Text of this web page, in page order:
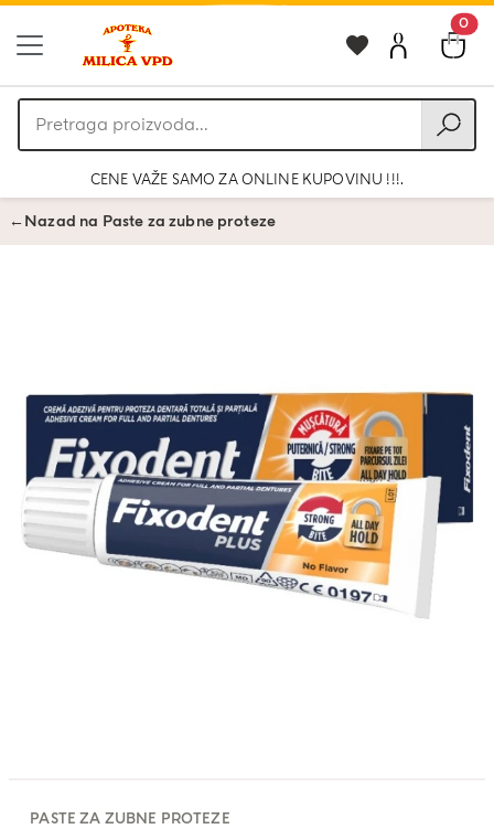
0
Pretraga
proizvoda
CENE VAŽE SAMO ZA ONLINE KUPOVINU !!!.
←Nazad na Paste za zubne proteze
PASTE ZA ZUBNE PROTEZE